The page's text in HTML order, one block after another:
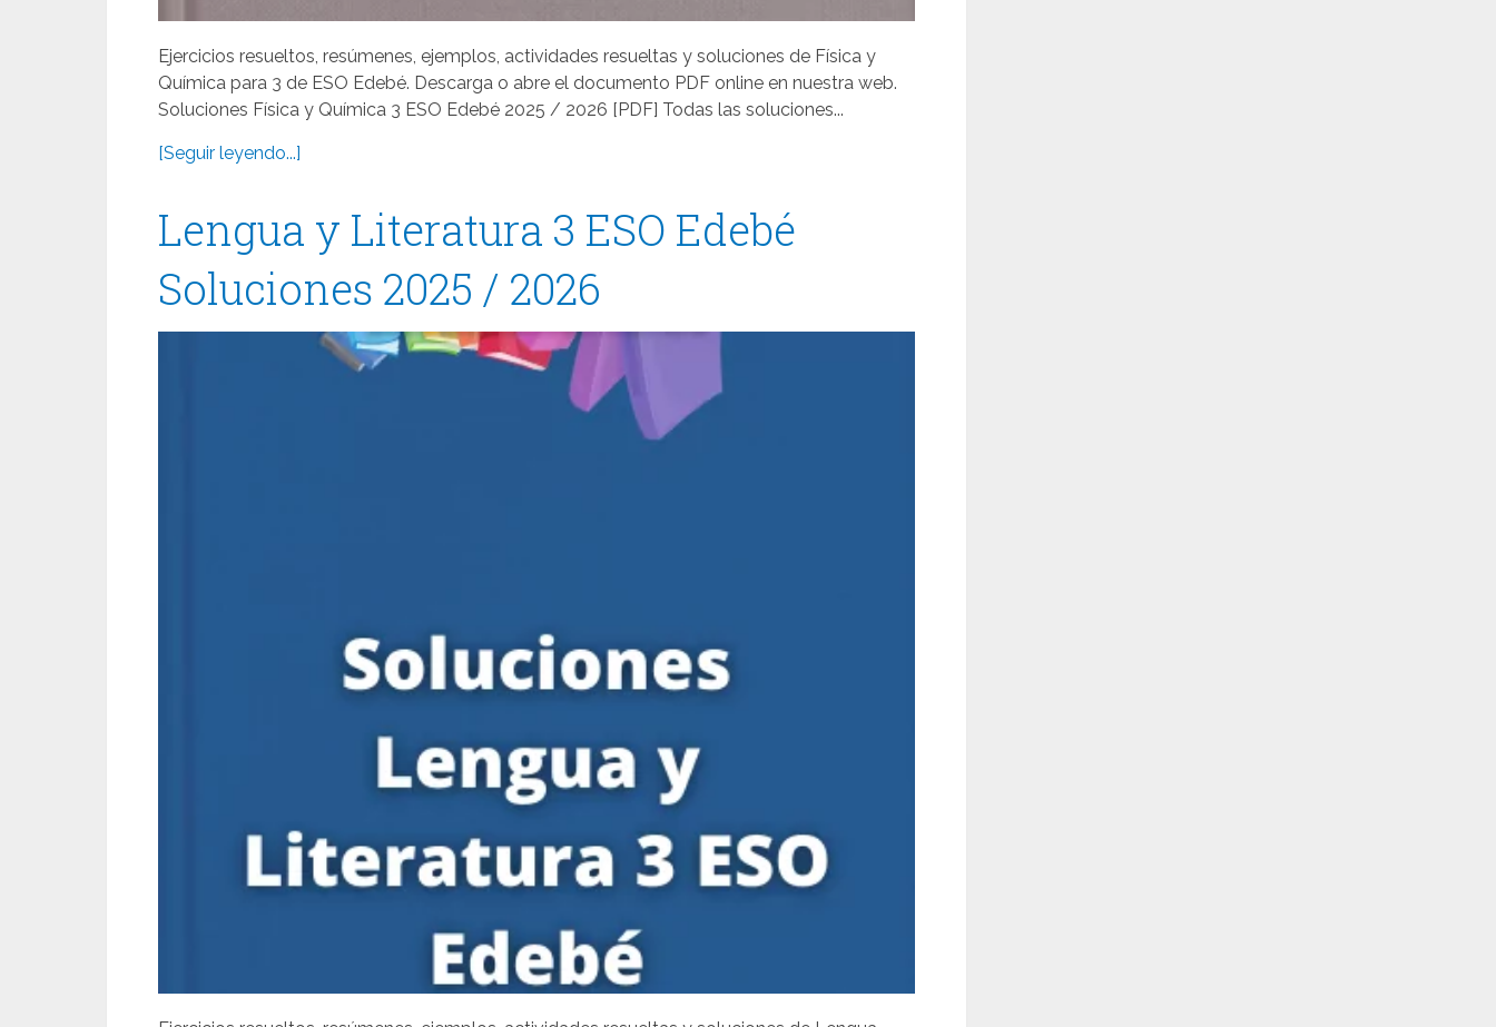
Ejercicios resueltos, resúmenes, ejemplos, actividades resueltas y soluciones de Física y
Química para 3 de ESO Edebé. Descarga o abre el documento PDF online en nuestra web.
Soluciones Física y Química 3 ESO Edebé 2025 / 2026 [PDF] Todas las soluciones...
[Seguir leyendo...]
Lengua y Literatura 3 ESO Edebé
Soluciones 2025 / 2026